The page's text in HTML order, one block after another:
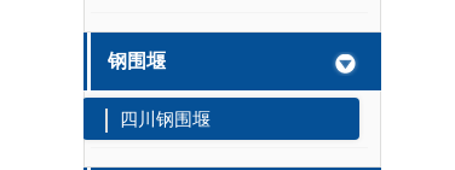
钢围堰
四川钢围堰